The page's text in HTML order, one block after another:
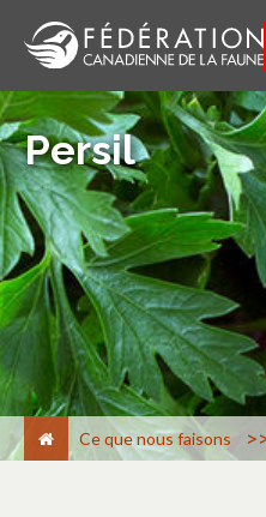
Persil
Ce que nous faisons >